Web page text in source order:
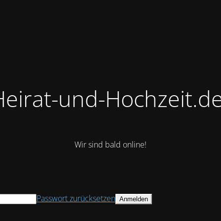
und-
Wir sind bald online!
Passwort zurücksetzen